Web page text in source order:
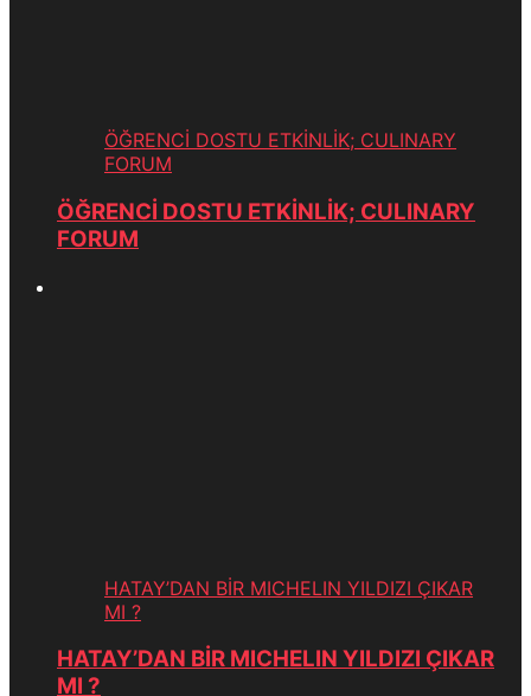
ÖĞRENCİ DOSTU ETKİNLİK; CULINARY
FORUM
ÖĞRENCİ DOSTU ETKİNLİK; CULINARY
FORUM
HATAY’DAN BİR MICHELIN YILDIZI ÇIKAR
MI ?
HATAY’DAN BİR MICHELIN YILDIZI ÇIKAR
MI ?